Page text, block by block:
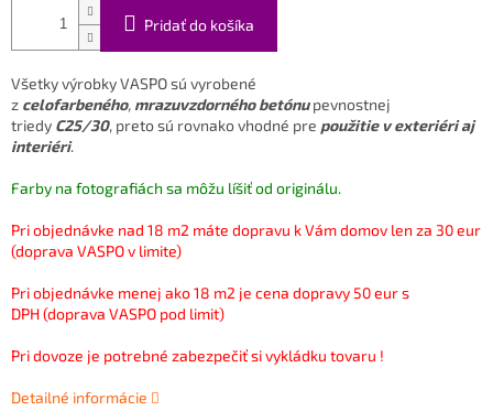
Pridať do košíka
Všetky výrobky VASPO sú vyrobené
z celofarbeného, mrazuvzdorného betónupevnostnej
triedy C25/30, preto sú rovnako vhodné pre použitie v exteriéri aj
interiéri.
Farby na fotografiách sa môžu líšiť od originálu.
Pri objednávke nad 18 m2 máte dopravu k Vám domov len za 30 eur
(doprava VASPO v limite)
Pri objednávke menej ako 18 m2 je cena dopravy 50 eur s
DPH (doprava VASPO pod limit)
Pri dovoze je potrebné zabezpečiť si vykládku tovaru !
Detailné informácie